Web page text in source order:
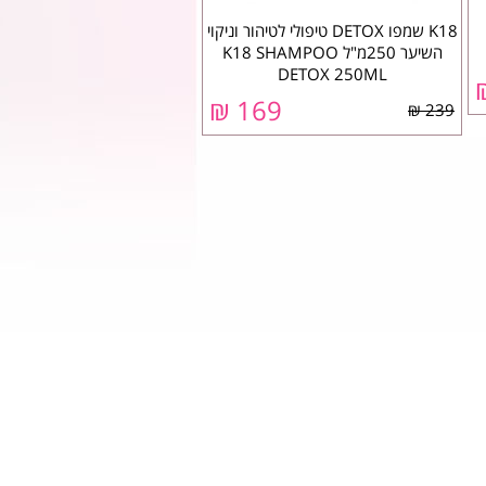
K18 שמפו DETOX טיפולי לטיהור וניקוי
השיער 250מ"ל K18 SHAMPOO
DETOX 250ML
239 ₪
169 ₪